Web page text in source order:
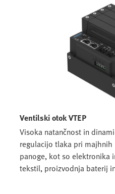
Ventilski otok VTEP
Visoka natančnost in
regulacijo tlaka pri
panoge, kot so elektronika
tekstil, proizvodnja baterij